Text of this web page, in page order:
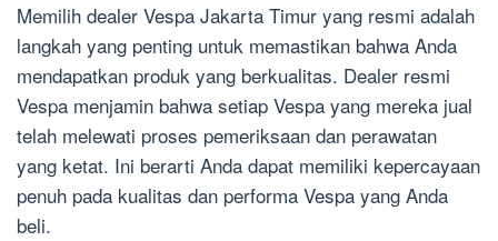
Memilih dealer Vespa Jakarta Timur yang resmi adalah
langkah yang penting untuk memastikan bahwa Anda
mendapatkan produk yang berkualitas. Dealer resmi
Vespa menjamin bahwa setiap Vespa yang mereka jual
telah melewati proses pemeriksaan dan perawatan
yang ketat. Ini berarti Anda dapat memiliki kepercayaan
penuh pada kualitas dan performa Vespa yang Anda
beli.